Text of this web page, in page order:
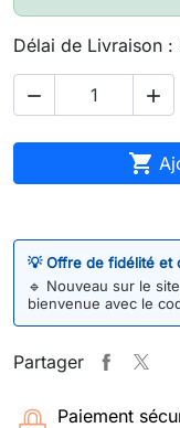
Délai de Livraison
 

💡 Offre de fidélité et
🔹 Nouveau sur le
bienvenue avec le
Partager
Paiement